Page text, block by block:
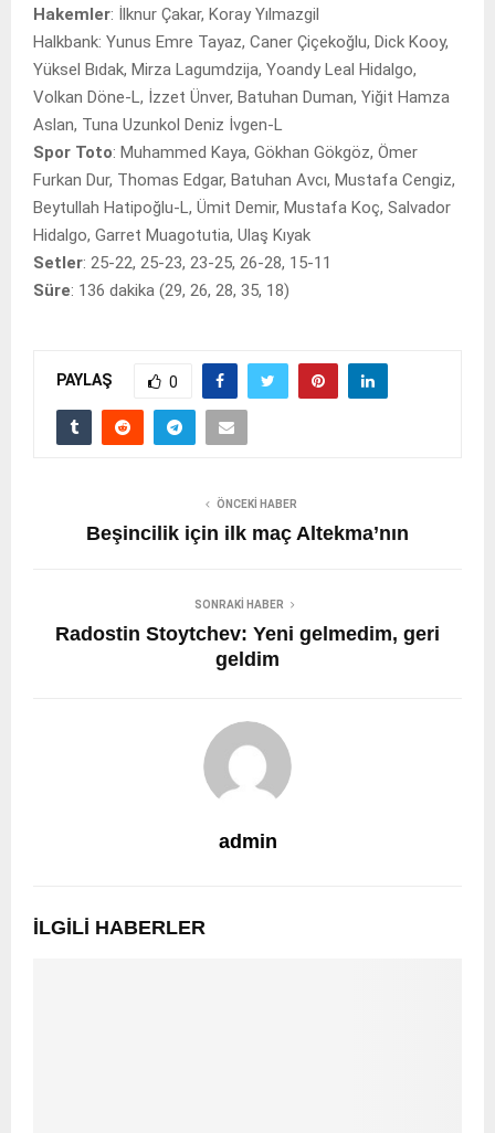
Hakemler: İlknur Çakar, Koray Yılmazgil
Halkbank: Yunus Emre Tayaz, Caner Çiçekoğlu, Dick Kooy,
Yüksel Bıdak, Mirza Lagumdzija, Yoandy Leal Hidalgo,
Volkan Döne-L, İzzet Ünver, Batuhan Duman, Yiğit Hamza
Aslan, Tuna Uzunkol Deniz İvgen-L
Spor Toto: Muhammed Kaya, Gökhan Gökgöz, Ömer
Furkan Dur, Thomas Edgar, Batuhan Avcı, Mustafa Cengiz,
Beytullah Hatipoğlu-L, Ümit Demir, Mustafa Koç, Salvador
Hidalgo, Garret Muagotutia, Ulaş Kıyak
Setler: 25-22, 25-23, 23-25, 26-28, 15-11
Süre: 136 dakika (29, 26, 28, 35, 18)
PAYLAŞ 0
ÖNCEKI HABER
Beşincilik için ilk maç Altekma’nın
SONRAKI HABER
Radostin Stoytchev: Yeni gelmedim, geri
geldim
admin
İLGILI HABERLER